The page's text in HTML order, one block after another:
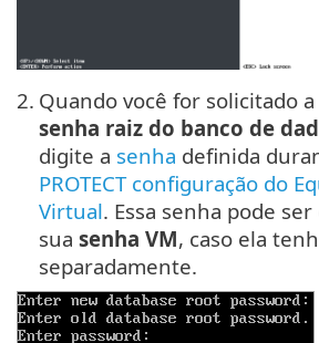
2. Quando você for solicitado a
senha raiz do banco de
digite a senha definida
PROTECT configuração do
Virtual. Essa senha pode
sua senha VM, caso ela
separadamente.